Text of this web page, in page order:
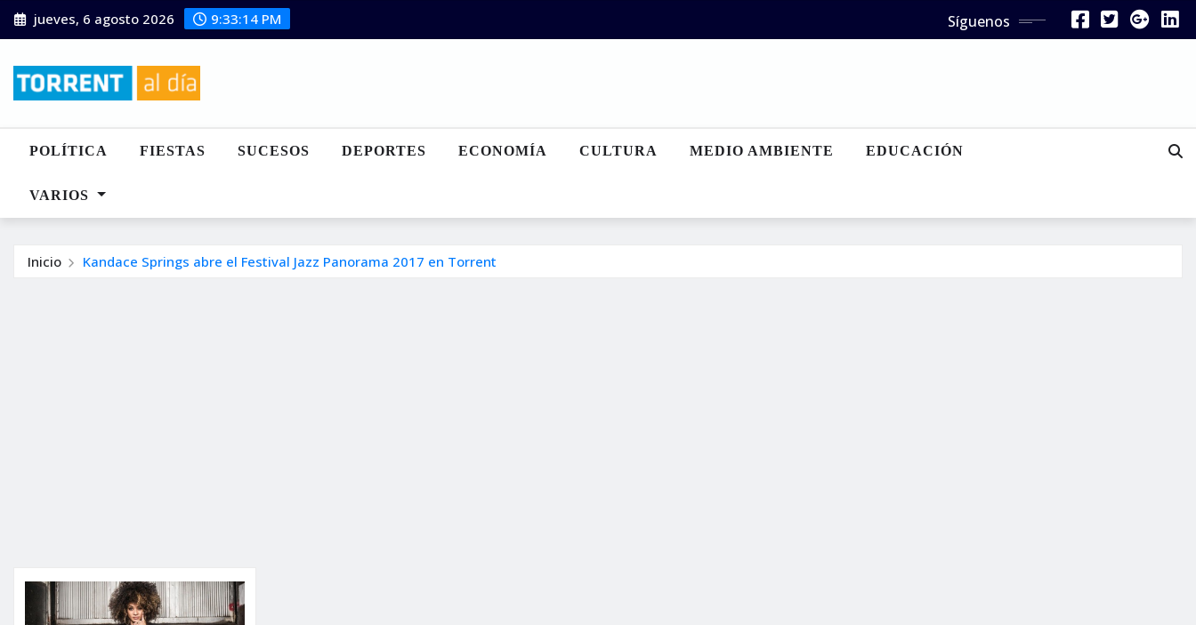
Saltar
al
jueves, 6 agosto 2026 9:33:15 PM Síguenos
POLÍTICA FIESTAS SUCESOS DEPORTES ECONOMÍA CULTURA MEDIO AMBIENTE EDUCACIÓN
VARIOS
Inicio Kandace Springs abre el Festival Jazz Panorama 2017 en Torrent